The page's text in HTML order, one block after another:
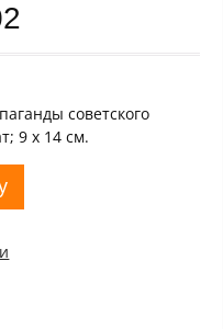
советского
9 х 14 см.